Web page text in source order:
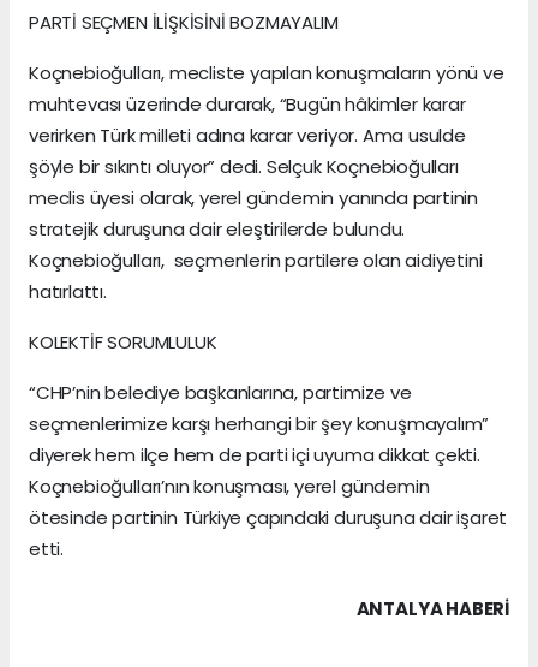
PARTİ SEÇMEN İLİŞKİSİNİ BOZMAYALIM
Koçnebioğulları, mecliste yapılan konuşmaların yönü ve
muhtevası üzerinde durarak, “Bugün hâkimler karar
verirken Türk milleti adına karar veriyor. Ama usulde
şöyle bir sıkıntı oluyor” dedi. Selçuk Koçnebioğulları
meclis üyesi olarak, yerel gündemin yanında partinin
stratejik duruşuna dair eleştirilerde bulundu.
Koçnebioğulları, seçmenlerin partilere olan aidiyetini
hatırlattı.
KOLEKTİF SORUMLULUK
“CHP’nin belediye başkanlarına, partimize ve
seçmenlerimize karşı herhangi bir şey konuşmayalım”
diyerek hem ilçe hem de parti içi uyuma dikkat çekti.
Koçnebioğulları’nın konuşması, yerel gündemin
ötesinde partinin Türkiye çapındaki duruşuna dair işaret
etti.
ANTALYA HABERİ